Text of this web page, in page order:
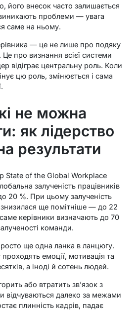
його внесок часто залишається
проблеми — увага
саме на ньому.
— це не лише про подяку
Це про визнання всієї системи
відіграє центральну роль. Коли
цю роль, змінюється і сама
не можна
як лідерство
результати
State of the Global Workplace
залученість працівників
20 %. При цьому залученість
ще помітніше — до 22
керівники визначають до 70
команди.
ще одна ланка в ланцюгу.
емоції, мотивація та
а іноді й сотень людей.
або втратить зв’язок з
відчуваються далеко за межами
плинність кадрів, падає